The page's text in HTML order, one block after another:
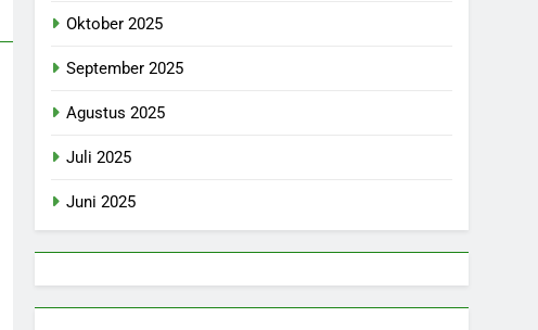
Oktober 2025
September 2025
Agustus 2025
Juli 2025
Juni 2025